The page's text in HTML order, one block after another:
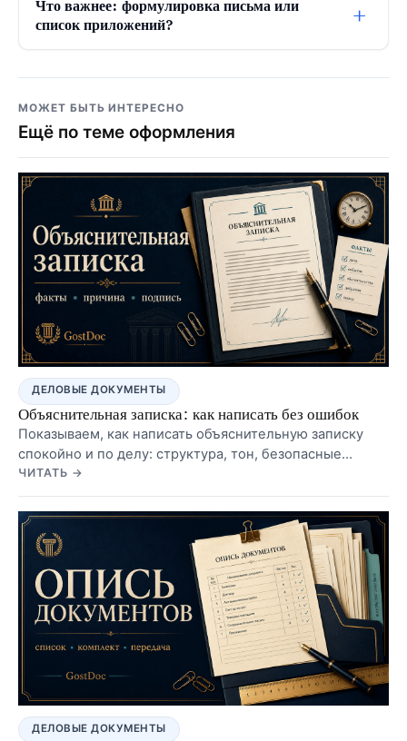
Что важнее: формулировка письма или
список приложений?
+
МОЖЕТ БЫТЬ ИНТЕРЕСНО
Ещё по теме оформления
ДЕЛОВЫЕ ДОКУМЕНТЫ
Объяснительная записка: как написать без ошибок
Показываем, как написать объяснительную записку
спокойно и по делу: структура, тон, безопасные
формулировки, пример для работы и учебы,
оформление в Word и ошибки, из-за которых текст
выглядит хуже самой ситуации.
ЧИТАТЬ →
ДЕЛОВЫЕ ДОКУМЕНТЫ